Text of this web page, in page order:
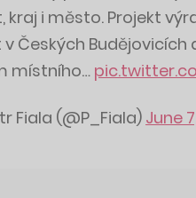
i město. Projekt
Českých Budějovicích
místního…
Fiala (@P_Fiala)June